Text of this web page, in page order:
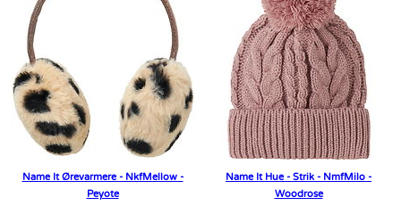
Name It Ørevarmere - NkfMellow -
Peyote
Name It Hue - Strik - NmfMilo -
Woodrose